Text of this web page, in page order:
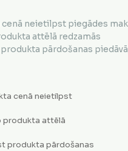
neietilpst piegādes
attēlā redzamās
pārdošanas
cenā neietilpst
produkta attēlā
produkta pārdošanas